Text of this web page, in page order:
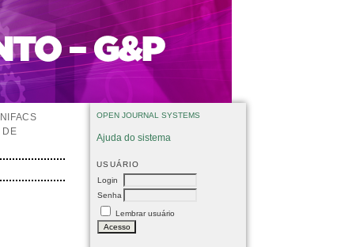
OPEN JOURNAL SYSTEMS
Ajuda do sistema
USUÁRIO
Login
Senha
Lembrar usuário
DE